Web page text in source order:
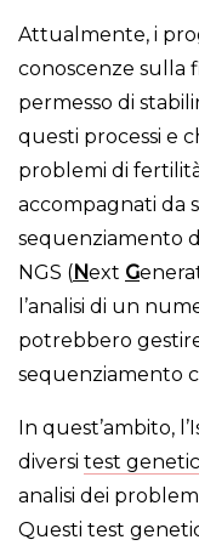
Attualmente, i
conoscenze sulla
permesso di
questi processi e
problemi di
accompagnati da
sequenziamento
NGS ( Next G
l’analisi di un
potrebbero
sequenziamento
In quest’ambito,
diversi test
analisi dei
Questi test